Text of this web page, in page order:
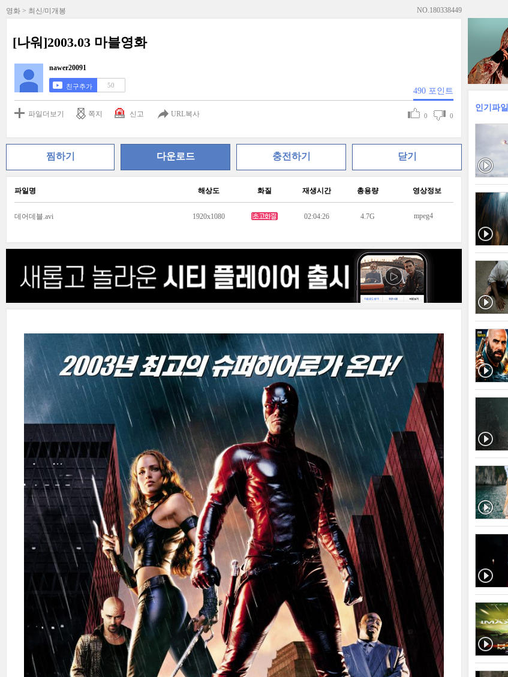
영화 > 최신/미개봉 NO.180338449
[나워]2003.03 마블영화
nawer20091
친구추가 50
490 포인트
파일더보기 쪽지 신고 URL복사 0 0
찜하기 다운로드 충전하기 닫기
파일명 해상도 화질 재생시간 총용량 영상정보
데어데블.avi 1920x1080 02:04:26 4.7G mpeg4
인기파일